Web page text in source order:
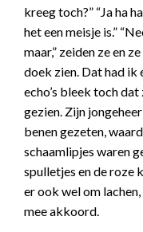
kreeg toch?” “Ja ha
het een meisje is.”
maar,” zeiden ze en
doek zien. Dat had ik
echo’s bleek toch
gezien. Zijn
benen gezeten,
schaamlipjes waren
spulletjes en de roze
er ook wel om
mee akkoord.